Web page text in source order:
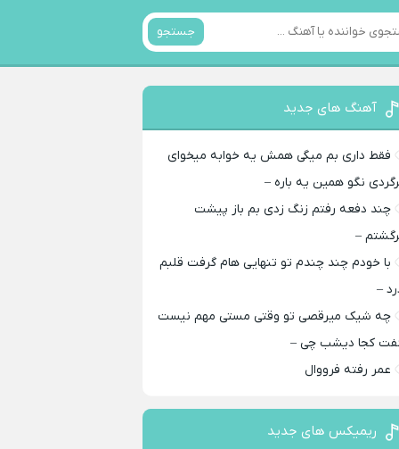
جستجو
آهنگ های جدید
فقط داری بم میگی همش یه خوابه میخوای
نگو همین یه باره –
چند دفعه رفتم زنگ زدی بم باز پیشت
–
با خودم چند چندم تو تنهایی هام گرفت قلبم
–
چه شیک میرقصی تو وقتی مستی مهم نیست
کجا دیشب چی –
عمر رفته فرووال
ریمیکس های جدید